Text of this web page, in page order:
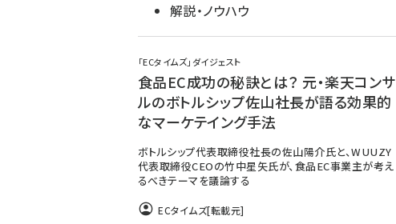
解説・ノウハウ
「ECタイムズ」ダイジェスト
食品EC成功の秘訣とは？ 元・楽天コンサ
ルのボトルシップ佐山社長が語る効果的
なマーケテイング手法
ボトルシップ代表取締役社長の佐山陽介氏と、WUUZY
代表取締役CEOの竹中星矢氏が、食品EC事業主が考え
るべきテーマを議論する
ECタイムズ[転載元]